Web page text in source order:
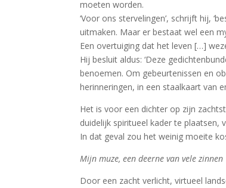
moeten worden.
‘Voor ons stervelingen’, schrijft hij,
uitmaken. Maar er bestaat wel een
Een overtuiging dat het leven […]
Hij besluit aldus: ‘Deze
benoemen. Om gebeurtenissen en
herinneringen, in een staalkaart van
Het is voor een dichter op zijn
duidelijk spiritueel kader te plaatsen,
In dat geval zou het weinig moeite
Mijn muze, een deerne van vele zinnen
Door een zacht verlicht, virtueel